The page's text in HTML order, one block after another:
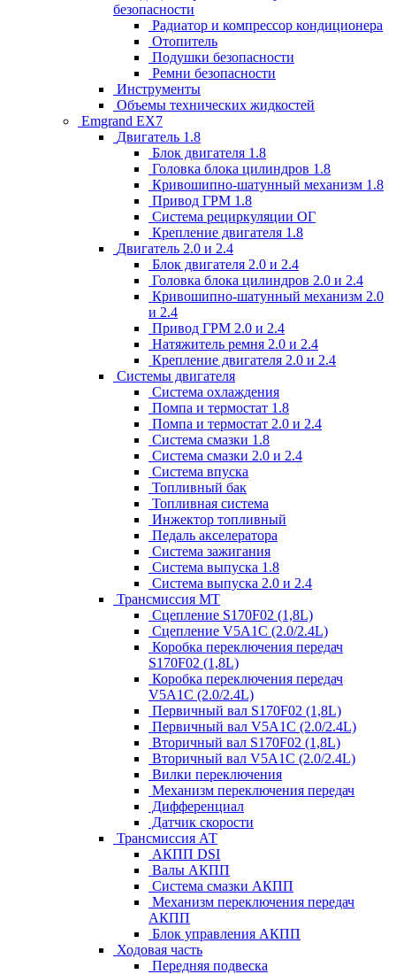
безопасности
Радиатор и компрессор кондиционера
Отопитель
Подушки безопасности
Ремни безопасности
Инструменты
Объемы технических жидкостей
Emgrand EX7
Двигатель 1.8
Блок двигателя 1.8
Головка блока цилиндров 1.8
Кривошипно-шатунный механизм 1.8
Привод ГРМ 1.8
Система рециркуляции ОГ
Крепление двигателя 1.8
Двигатель 2.0 и 2.4
Блок двигателя 2.0 и 2.4
Головка блока цилиндров 2.0 и 2.4
Кривошипно-шатунный механизм 2.0
и 2.4
Привод ГРМ 2.0 и 2.4
Натяжитель ремня 2.0 и 2.4
Крепление двигателя 2.0 и 2.4
Системы двигателя
Система охлаждения
Помпа и термостат 1.8
Помпа и термостат 2.0 и 2.4
Система смазки 1.8
Система смазки 2.0 и 2.4
Система впуска
Топливный бак
Топливная система
Инжектор топливный
Педаль акселератора
Система зажигания
Система выпуска 1.8
Система выпуска 2.0 и 2.4
Трансмиссия МТ
Сцепление S170F02 (1,8L)
Сцепление V5A1C (2.0/2.4L)
Коробка переключения передач
S170F02 (1,8L)
Коробка переключения передач
V5A1C (2.0/2.4L)
Первичный вал S170F02 (1,8L)
Первичный вал V5A1C (2.0/2.4L)
Вторичный вал S170F02 (1,8L)
Вторичный вал V5A1C (2.0/2.4L)
Вилки переключения
Механизм переключения передач
Дифференциал
Датчик скорости
Трансмиссия АТ
АКПП DSI
Валы АКПП
Система смазки АКПП
Механизм переключения передач
АКПП
Блок управления АКПП
Ходовая часть
Передняя подвеска